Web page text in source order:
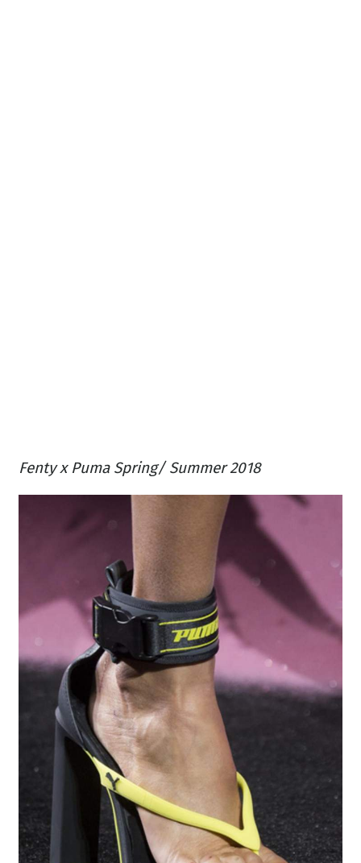
Fenty x Puma Spring/ Summer 2018